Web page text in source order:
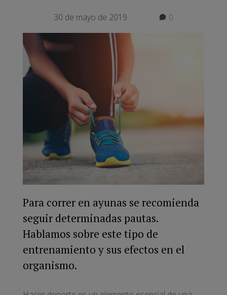
30 de mayo de 2019 0
Para correr en ayunas se recomienda
seguir determinadas pautas.
Hablamos sobre este tipo de
entrenamiento y sus efectos en el
organismo.